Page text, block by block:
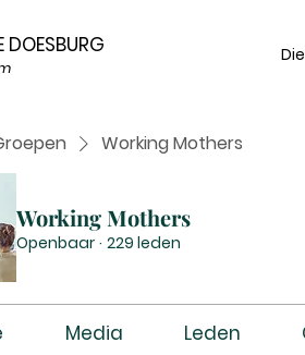
DOESBURG
Working Mothers
Working Mothers
Openbaar · 229 leden
Media Leden